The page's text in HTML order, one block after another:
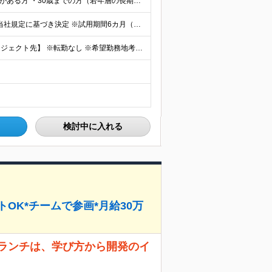
月給26万円以上（未経験の方） ※能力・経験を考慮し当社規定に基づき決定 ※試用期間6カ月（外部研修3カ月＋OJT3カ月） ※試用期間中は24万円。正社員転換後26万円～。
【本社（笹塚）または東京都内を中心とした首都圏プロジェクト先】 ※転勤なし ※希望勤務地考慮 ※変更の範囲：なし ★本社での自社開発勤務あり！希望をお聞かせください。 ★テレワークも相談可能です
検討中に入れる
OK*チームで参画*月給30万
ンチは、学び方から開発のイ